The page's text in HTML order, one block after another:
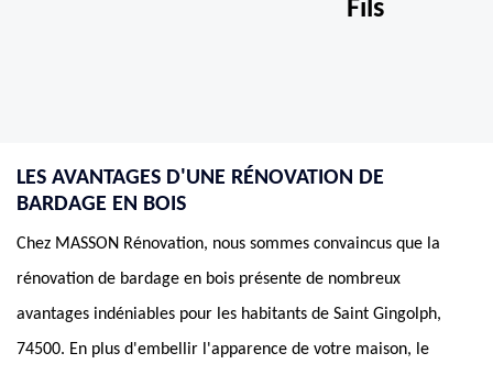
Fils
LES AVANTAGES D'UNE RÉNOVATION DE
BARDAGE EN BOIS
Chez MASSON Rénovation, nous sommes convaincus que la
rénovation de bardage en bois présente de nombreux
avantages indéniables pour les habitants de Saint Gingolph,
74500. En plus d'embellir l'apparence de votre maison, le